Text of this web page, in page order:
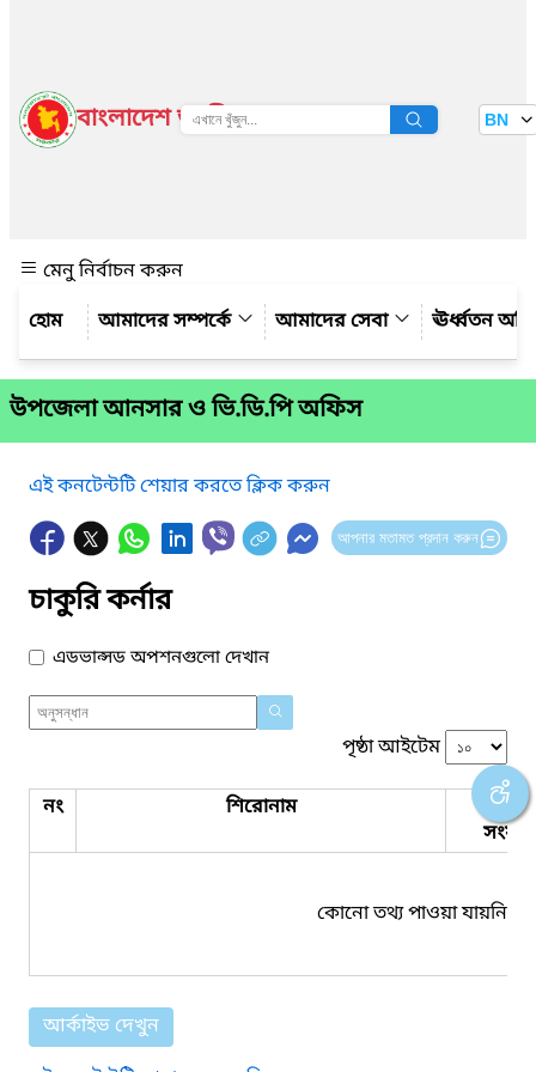
বাংলাদেশ জাতীয় তথ্য বাতায়ন BN
মেনু নির্বাচন করুন
আমাদের সম্পর্কে
আমাদের সেবা ঊর্ধ্বতন
উপজেলা আনসার ও ভি.ডি.পি অফিস
এই কনটেন্টটি শেয়ার করতে ক্লিক করুন
আপনার মতামত প্রদান করুন
চাকুরি কর্নার
এডভান্সড অপশনগুলো দেখান
পৃষ্ঠা আইটেম
নং শিরোনাম
কোনো তথ্য পাওয়া যায়নি।
আর্কাইভ দেখুন